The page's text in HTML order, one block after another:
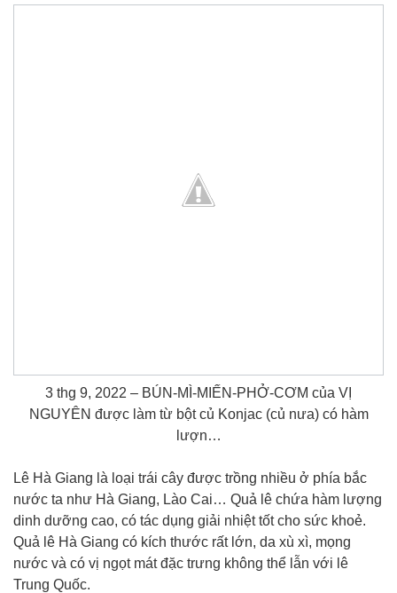
3 thg 9, 2022 – BÚN-MÌ-MIẾN-PHỞ-CƠM của VỊ
NGUYÊN được làm từ bột củ Konjac (củ nưa) có hàm
lượn…
Lê Hà Giang là loại trái cây được trồng nhiều ở phía bắc
nước ta như Hà Giang, Lào Cai… Quả lê chứa hàm lượng
dinh dưỡng cao, có tác dụng giải nhiệt tốt cho sức khoẻ.
Quả lê Hà Giang có kích thước rất lớn, da xù xì, mọng
nước và có vị ngọt mát đặc trưng không thể lẫn với lê
Trung Quốc.